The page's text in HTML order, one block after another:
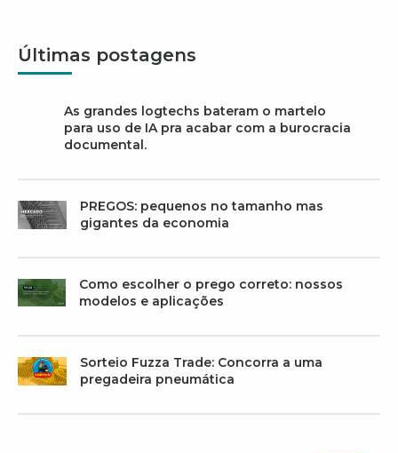
Últimas postagens
As grandes logtechs bateram o martelo
para uso de IA pra acabar com a burocracia
documental.
PREGOS: pequenos no tamanho mas
gigantes da economia
Como escolher o prego correto: nossos
modelos e aplicações
Sorteio Fuzza Trade: Concorra a uma
pregadeira pneumática